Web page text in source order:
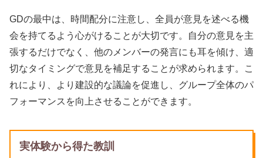
GDの最中は、時間配分に注意し、全員が意見を述べる機
会を持てるよう心がけることが大切です。自分の意見を主
張するだけでなく、他のメンバーの発言にも耳を傾け、適
切なタイミングで意見を補足することが求められます。こ
れにより、より建設的な議論を促進し、グループ全体のパ
フォーマンスを向上させることができます。
実体験から得た教訓